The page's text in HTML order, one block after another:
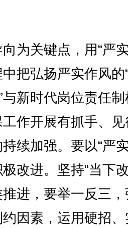
关键点，用“严实
把弘扬严实作风的
与新时代岗位责任
作开展有抓手、
续加强。要以“严
改进。坚持“当下
推进，要举一反三
因素，运用硬招